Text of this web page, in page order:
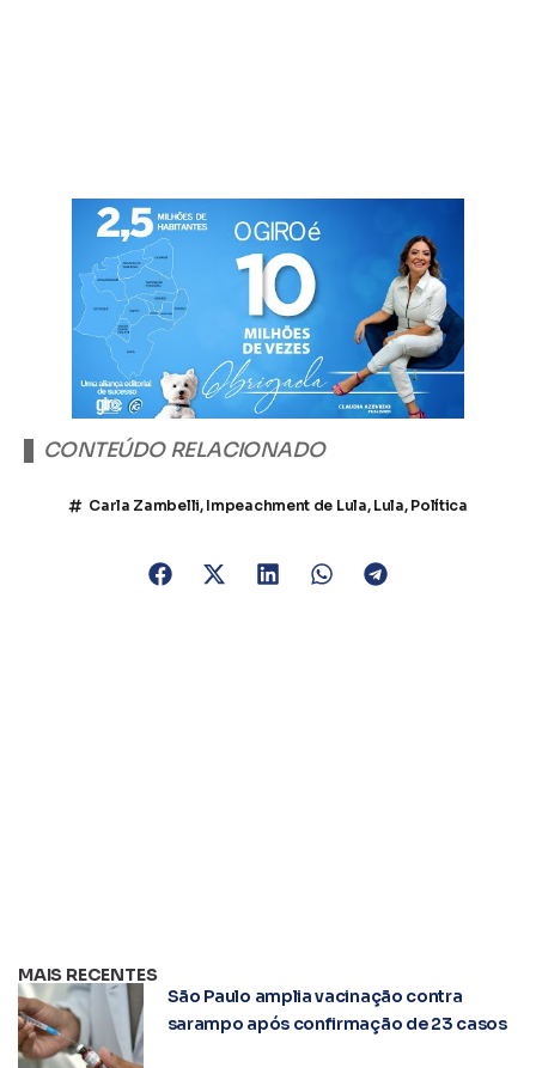
CONTEÚDO RELACIONADO
Carla Zambelli, Impeachment de Lula, Lula, Política
MAIS RECENTES
São Paulo amplia vacinação contra
sarampo após confirmação de 23 casos